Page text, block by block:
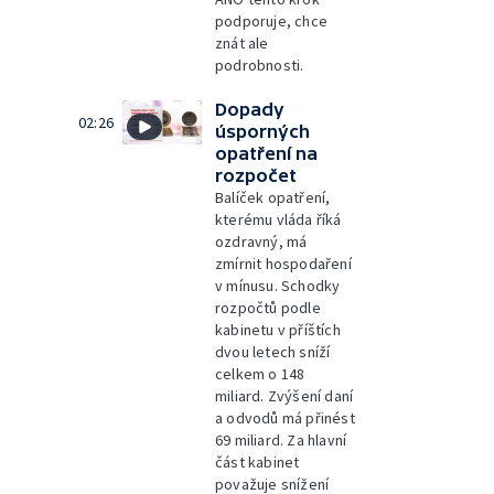
podporuje, chce
znát ale
podrobnosti.
02:26
Dopady
úsporných
opatření na
rozpočet
Balíček opatření,
kterému vláda říká
ozdravný, má
zmírnit hospodaření
v mínusu. Schodky
rozpočtů podle
kabinetu v příštích
dvou letech sníží
celkem o 148
miliard. Zvýšení daní
a odvodů má přinést
69 miliard. Za hlavní
část kabinet
považuje snížení